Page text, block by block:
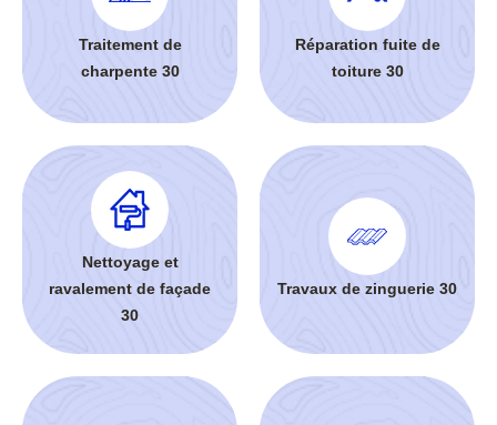
Traitement de
charpente 30
Réparation fuite de
toiture 30
Nettoyage et
ravalement de façade
30
Travaux de zinguerie 30